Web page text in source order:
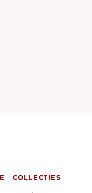
COLLECTIES